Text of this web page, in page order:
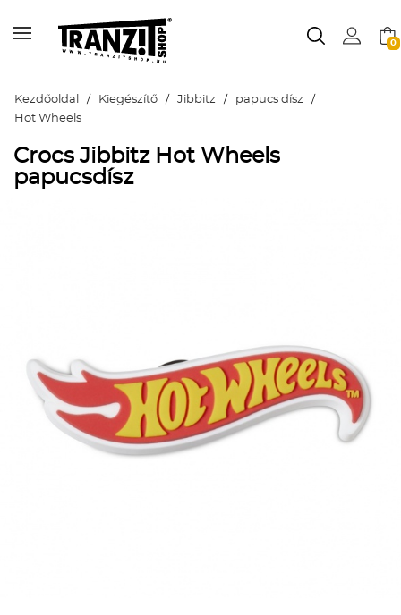
0
Kezdőoldal / Kiegészítő / Jibbitz / papucs dísz /
Hot Wheels
Crocs Jibbitz Hot Wheels
papucsdísz